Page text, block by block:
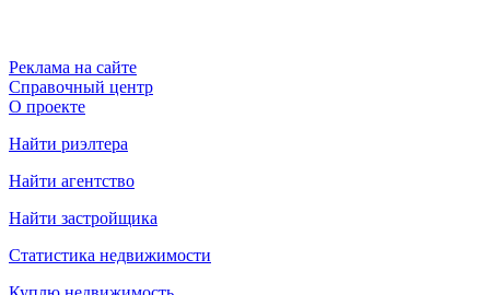
Реклама на сайте
Справочный центр
О проекте
Найти риэлтера
Найти агентство
Найти застройщика
Статистика недвижимости